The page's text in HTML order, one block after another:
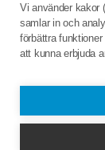
Vi använder kakor
samlar in och
förbättra
att kunna erbjuda